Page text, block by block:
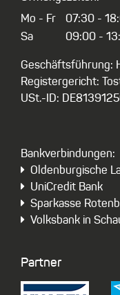
Mo - Fr
Sa
07:30 -
09:00 -
Geschäftsführung:
Registergericht:
USt.-ID:
Bankverbindungen:
Oldenburgische
UniCredit Bank
Sparkasse
Volksbank in
Partner